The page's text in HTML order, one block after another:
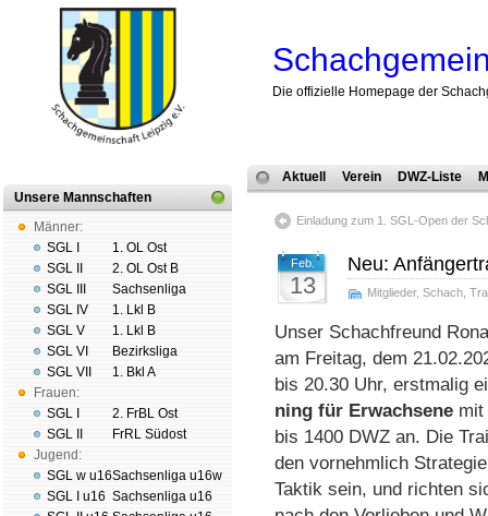
Die offizielle Homepage der
Unsere Mannschaften
Männer:
SGL I
SGL II
SGL III
SGL IV
SGL V
SGL VI
SGL VII
Frauen:
SGL I
SGL II
Jugend:
SGL w u16
SGL I u16
1. OL Ost
2. OL Ost B
Sachsenliga
1. Lkl B
1. Lkl B
Bezirksliga
1. Bkl A
2. FrBL Ost
FrRL Südost
Sachsenliga u16w
Sachsenliga u16
Aktuell Verein DWZ-Liste
Einladung zum 1. SGL-Open der
Feb.
13
Neu:
Mitglieder, Schach
Unser Schach­freund
am Frei­tag, dem
bis 20.30 Uhr, erst­ma­lig
ning für Er­wach­se­ne mit
bis 1400 DWZ an. Die
den vor­nehm­lich
Tak­tik sein, und rich­ten